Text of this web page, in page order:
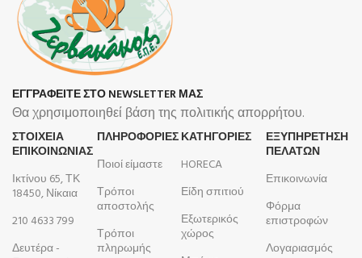
ΕΓΓΡΑΦΕΙΤΕ ΣΤΟ NEWSLETTER ΜΑΣ
Θα χρησιμοποιηθεί βάση της πολιτικής απορρήτου.
ΣΤΟΙΧΕΙΑ
ΕΠΙΚΟΙΝΩΝΙΑΣ
Ικτίνου 65, ΤΚ
18450, Νίκαια
210 4633 799
Δευτέρα -
ΠΛΗΡΟΦΟΡΊΕΣ
Ποιοί είμαστε
Τρόποι
αποστολής
Τρόποι
πληρωμής
ΚΑΤΗΓΟΡΙΕΣ
HORECA
Είδη σπιτιού
Εξωτερικός
χώρος
ΕΞΥΠΗΡΕΤΗΣΗ
ΠΕΛΑΤΩΝ
Επικοινωνία
Φόρμα
επιστροφών
Λογαριασμός